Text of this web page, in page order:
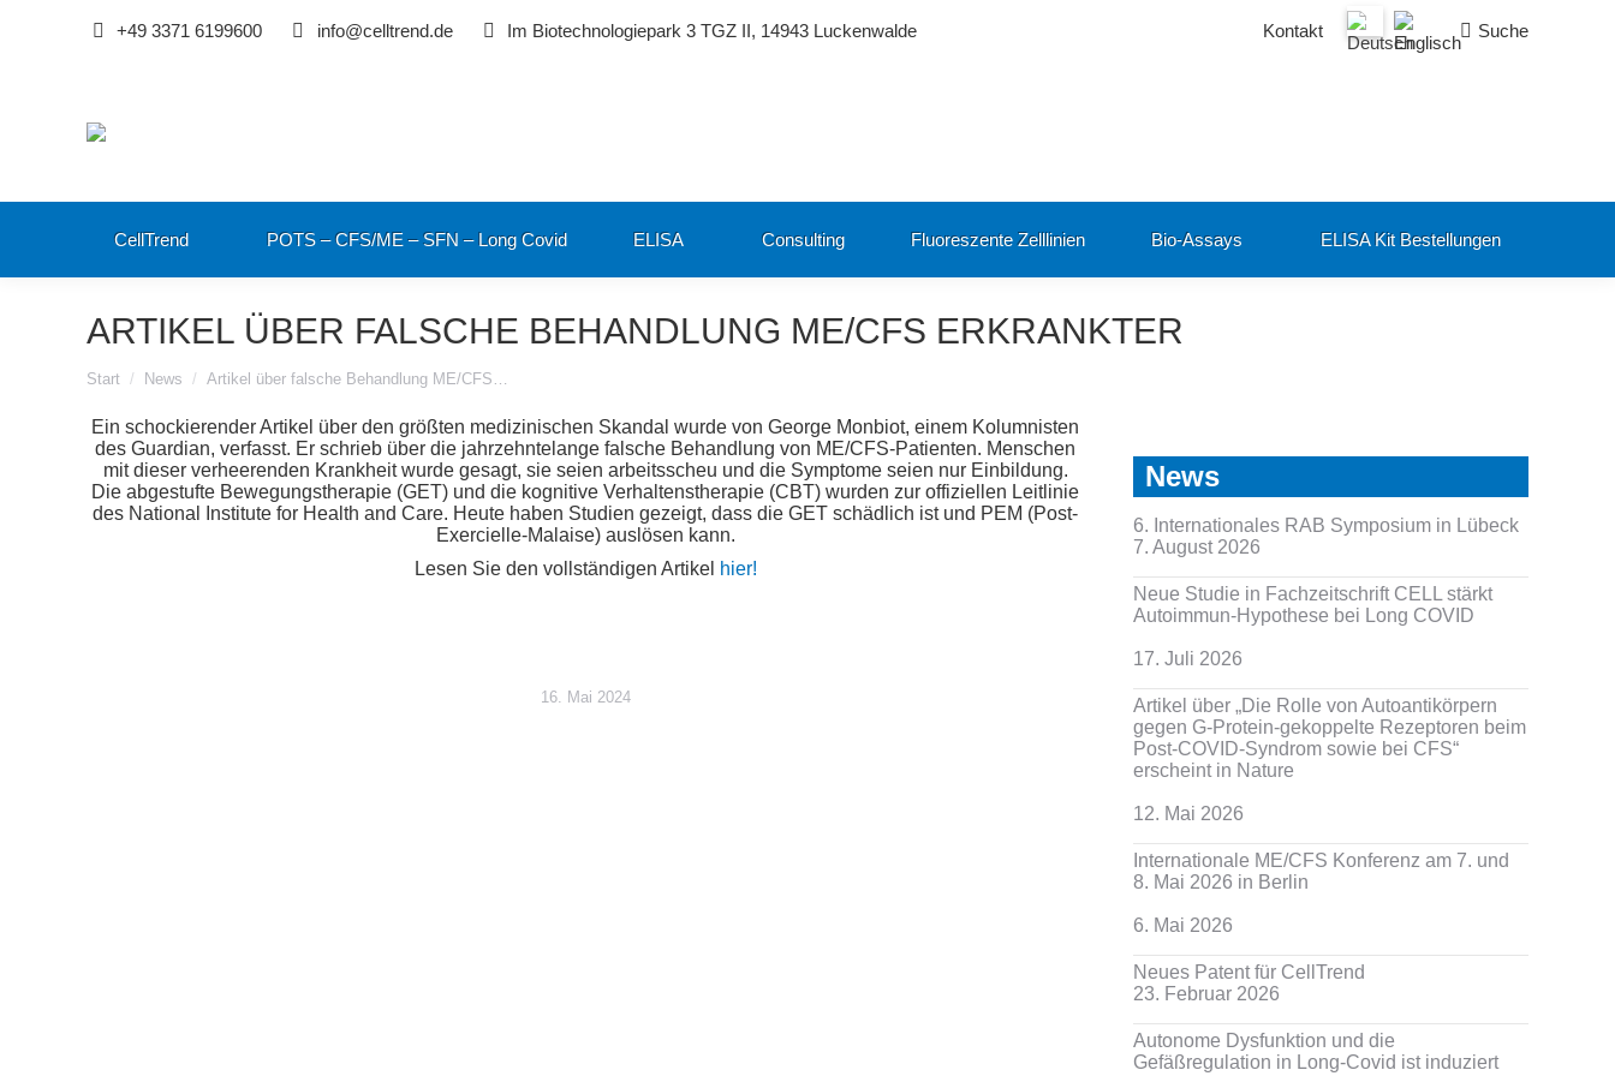
+49 3371 6199600 info@celltrend.de Im Biotechnologiepark 3 TGZ II, 14943 Luckenwalde Kontakt Search:
Suche
CellTrend POTS – CFS/ME – SFN – Long Covid ELISA Consulting Fluoreszente Zelllinien Bio-Assays ELISA Kit Bestellungen
ARTIKEL ÜBER FALSCHE BEHANDLUNG ME/CFS ERKRANKTER
Start News Artikel über falsche Behandlung ME/CFS…
Ein schockierender Artikel über den größten medizinischen Skandal wurde von George Monbiot, einem Kolumnisten
des Guardian, verfasst. Er schrieb über die jahrzehntelange falsche Behandlung von ME/CFS-Patienten. Menschen
mit dieser verheerenden Krankheit wurde gesagt, sie seien arbeitsscheu und die Symptome seien nur Einbildung.
Die abgestufte Bewegungstherapie (GET) und die kognitive Verhaltenstherapie (CBT) wurden zur offiziellen Leitlinie
des National Institute for Health and Care. Heute haben Studien gezeigt, dass die GET schädlich ist und PEM (Post-
Exercielle-Malaise) auslösen kann.
Lesen Sie den vollständigen Artikel hier!
16. Mai 2024
News
6. Internationales RAB Symposium in Lübeck
7. August 2026
Neue Studie in Fachzeitschrift CELL stärkt
Autoimmun-Hypothese bei Long COVID
17. Juli 2026
Artikel über „Die Rolle von Autoantikörpern
gegen G-Protein-gekoppelte Rezeptoren beim
Post-COVID-Syndrom sowie bei CFS“
erscheint in Nature
12. Mai 2026
Internationale ME/CFS Konferenz am 7. und
8. Mai 2026 in Berlin
6. Mai 2026
Neues Patent für CellTrend
23. Februar 2026
Autonome Dysfunktion und die
Gefäßregulation in Long-Covid ist induziert